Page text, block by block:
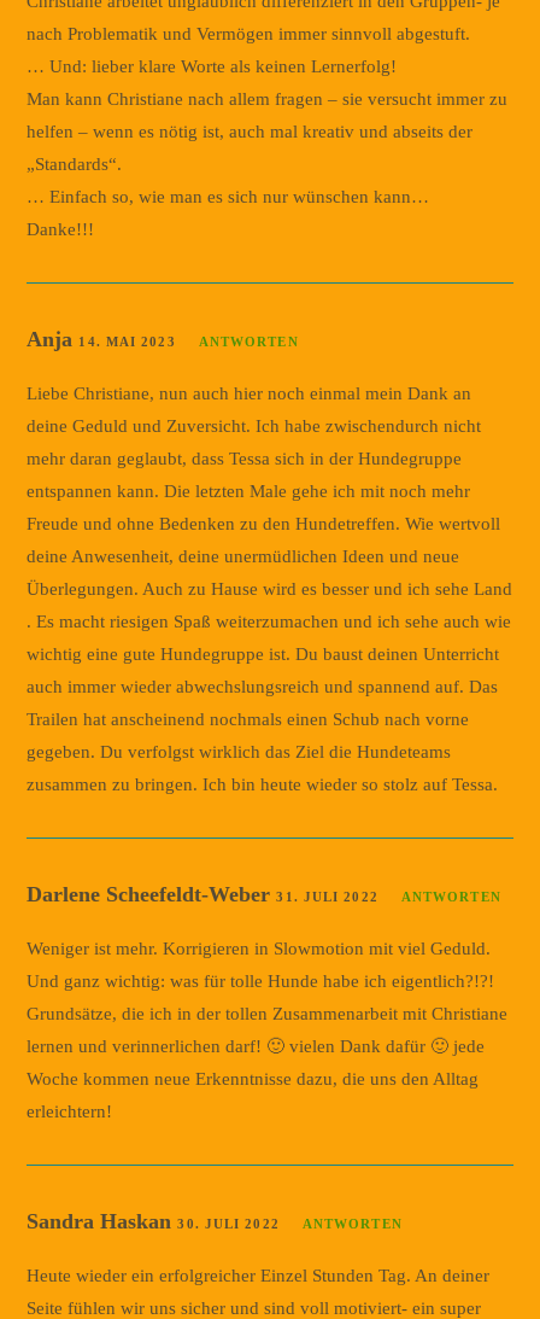
nach Problematik und Vermögen immer sinnvoll abgestuft.
… Und: lieber klare Worte als keinen Lernerfolg!
Man kann Christiane nach allem fragen – sie versucht immer zu
helfen – wenn es nötig ist, auch mal kreativ und abseits der
„Standards“.
… Einfach so, wie man es sich nur wünschen kann…
Danke!!!
Anja 14. MAI 2023 ANTWORTEN
Liebe Christiane, nun auch hier noch einmal mein Dank an
deine Geduld und Zuversicht. Ich habe zwischendurch nicht
mehr daran geglaubt, dass Tessa sich in der Hundegruppe
entspannen kann. Die letzten Male gehe ich mit noch mehr
Freude und ohne Bedenken zu den Hundetreffen. Wie wertvoll
deine Anwesenheit, deine unermüdlichen Ideen und neue
Überlegungen. Auch zu Hause wird es besser und ich sehe Land
. Es macht riesigen Spaß weiterzumachen und ich sehe auch wie
wichtig eine gute Hundegruppe ist. Du baust deinen Unterricht
auch immer wieder abwechslungsreich und spannend auf. Das
Trailen hat anscheinend nochmals einen Schub nach vorne
gegeben. Du verfolgst wirklich das Ziel die Hundeteams
zusammen zu bringen. Ich bin heute wieder so stolz auf Tessa.
Darlene Scheefeldt-Weber31. JULI 2022 ANTWORTEN
Weniger ist mehr. Korrigieren in Slowmotion mit viel Geduld.
Und ganz wichtig: was für tolle Hunde habe ich eigentlich?!?!
Grundsätze, die ich in der tollen Zusammenarbeit mit Christiane
lernen und verinnerlichen darf! 🙂 vielen Dank dafür 🙂 jede
Woche kommen neue Erkenntnisse dazu, die uns den Alltag
erleichtern!
Sandra Haskan30. JULI 2022 ANTWORTEN
Heute wieder ein erfolgreicher Einzel Stunden Tag. An deiner
Seite fühlen wir uns sicher und sind voll motiviert- ein super